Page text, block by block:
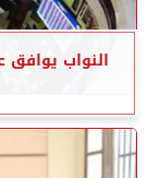
النواب